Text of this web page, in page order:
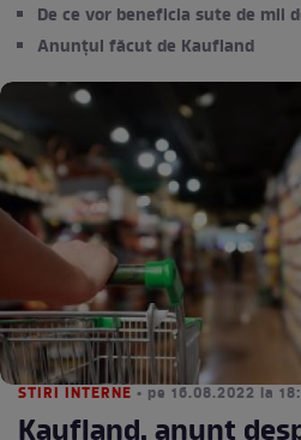
De ce vor beneficia sute de mii
Anunțul făcut de Kaufland
STIRI INTERNE • pe 16.08.2022 la